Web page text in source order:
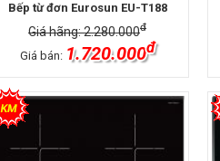
Bếp từ đơn Eurosun EU-T188
Giá hãng: 2.280.000đ
Giá bán: 1.720.000đ